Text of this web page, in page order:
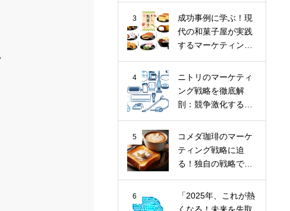
む！
3
成功事例に学ぶ！現
代の和菓子屋が実践
するマーケティング
4
ニトリのマーケティ
ング戦略を徹底解
剖：競争激化する家
「お、ねだん以
上。」の価値提供
5
コメダ珈琲のマーケ
ティング戦略に迫
る！独自の戦略で喫
6
「2025年、これが熱